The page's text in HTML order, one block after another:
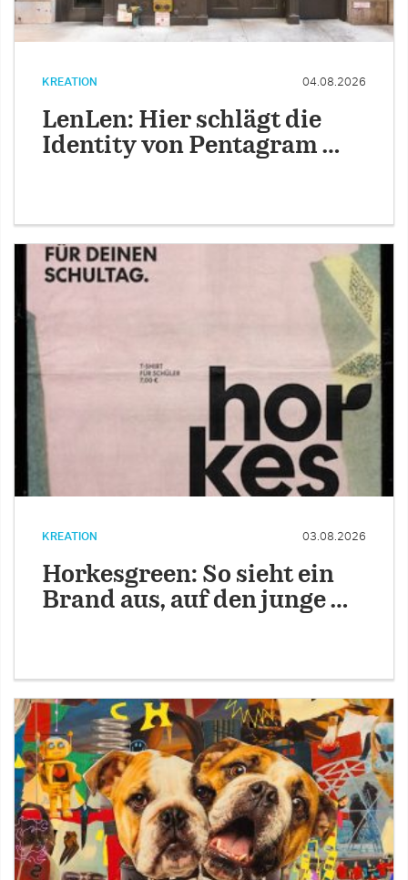
KREATION 04.08.2026
LenLen: Hier schlägt die
Identity von Pentagram …
KREATION 03.08.2026
Horkesgreen: So sieht ein
Brand aus, auf den junge …